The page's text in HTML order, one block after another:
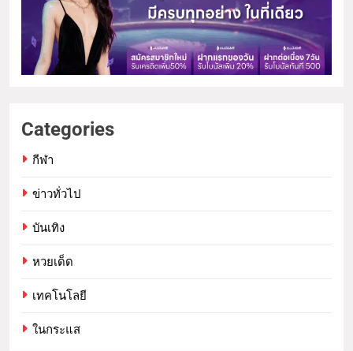
Categories
กีฬา
ข่าวทั่วไป
บันเทิง
หวยเด็ด
เทคโนโลยี
ในกระแส